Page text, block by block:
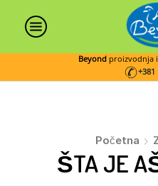
Beyond proizvodnja
+381
Početna
ŠTA JE